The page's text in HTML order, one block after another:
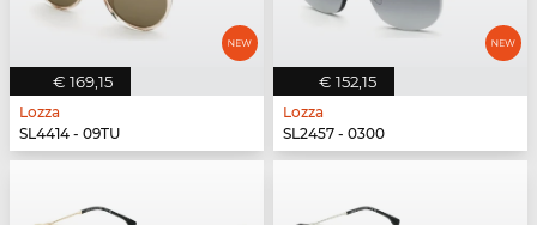
€ 169,15
Lozza
SL4414 - 09TU
€ 152,15
Lozza
SL2457 - 0300